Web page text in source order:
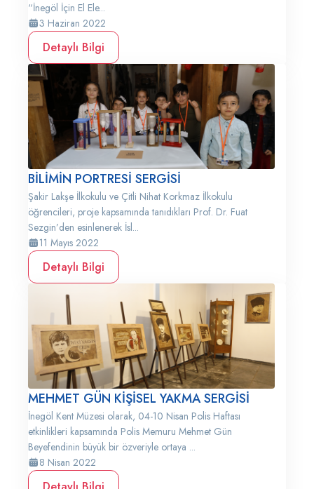
“İnegöl İçin El Ele...
3 Haziran 2022
Detaylı Bilgi
BİLİMİN PORTRESİ SERGİSİ
Şakir Lakşe İlkokulu ve Çitli Nihat Korkmaz İlkokulu
öğrencileri, proje kapsamında tanıdıkları Prof. Dr. Fuat
Sezgin’den esinlenerek İsl...
11 Mayıs 2022
Detaylı Bilgi
MEHMET GÜN KİŞİSEL YAKMA SERGİSİ
İnegöl Kent Müzesi olarak, 04-10 Nisan Polis Haftası
etkinlikleri kapsamında Polis Memuru Mehmet Gün
Beyefendinin büyük bir özveriyle ortaya ...
8 Nisan 2022